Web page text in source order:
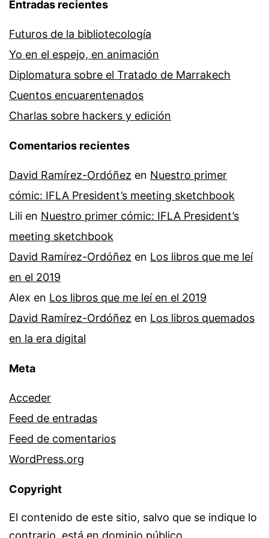
Entradas recientes
Futuros de la bibliotecología
Yo en el espejo, en animación
Diplomatura sobre el Tratado de Marrakech
Cuentos encuarentenados
Charlas sobre hackers y edición
Comentarios recientes
David Ramírez-Ordóñez en Nuestro primer
cómic: IFLA President’s meeting sketchbook
Lili en Nuestro primer cómic: IFLA President’s
meeting sketchbook
David Ramírez-Ordóñez en Los libros que me leí
en el 2019
Alex en Los libros que me leí en el 2019
David Ramírez-Ordóñez en Los libros quemados
en la era digital
Meta
Acceder
Feed de entradas
Feed de comentarios
WordPress.org
Copyright
El contenido de este sitio, salvo que se indique lo